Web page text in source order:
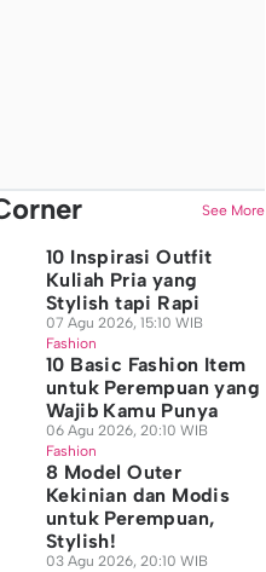
See More
10 Inspirasi Outfit
Kuliah Pria yang
Stylish tapi Rapi
07 Agu 2026, 15:10 WIB
Fashion
10 Basic Fashion Item
untuk Perempuan yang
Wajib Kamu Punya
06 Agu 2026, 20:10 WIB
Fashion
8 Model Outer
Kekinian dan Modis
untuk Perempuan,
Stylish!
03 Agu 2026, 20:10 WIB